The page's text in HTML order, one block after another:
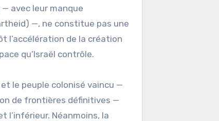
avec leur manque
—, ne constitue pas une
l’accélération de la création
qu’Israël contrôle.
le peuple colonisé vaincu —
de frontières définitives —
Néanmoins, la